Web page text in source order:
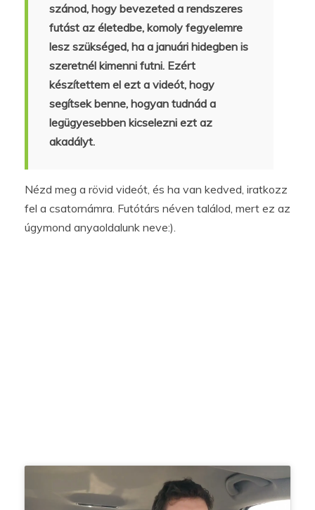
szánod, hogy bevezeted a rendszeres
futást az életedbe, komoly fegyelemre
lesz szükséged, ha a januári hidegben is
szeretnél kimenni futni. Ezért
készítettem el ezt a videót, hogy
segítsek benne, hogyan tudnád a
legügyesebben kicselezni ezt az
akadályt.
Nézd meg a rövid videót, és ha van kedved, iratkozz
fel a csatornámra. Futótárs néven találod, mert ez az
úgymond anyaoldalunk neve:).